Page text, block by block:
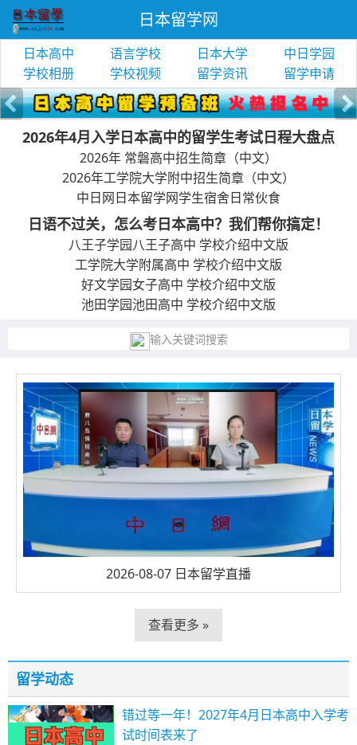
日本留学网
日本高中 语言学校 日本大学
中日学园
学校相册
学校视频 留学资讯 留学申请
2026年4月入学日本高中的留学生考试日程大盘点
2026年 常磐高中招生简章（中文）
2026年工学院大学附中招生简章（中文）
中日网日本留学网学生宿舍日常伙食
日语不过关，怎么考日本高中？我们帮你搞定！
八王子学园八王子高中 学校介绍中文版
工学院大学附属高中 学校介绍中文版
好文学园女子高中 学校介绍中文版
池田学园池田高中 学校介绍中文版
输入关键词搜索
2026-08-07 日本留学直播
查看更多 »
留学动态
错过等一年！2027年4月日本高中入学考
试时间表来了